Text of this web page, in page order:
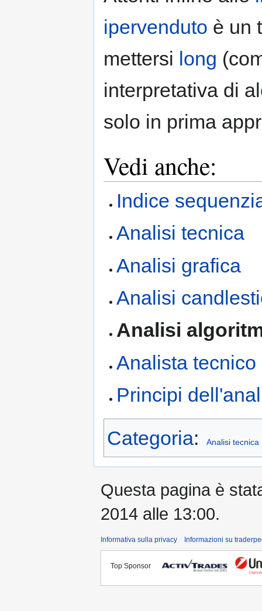
ipervenduto è un
mettersi long
interpretativa di
solo in prima
Vedi anche:
Indice
Analisi tecnica
Analisi grafica
Analisi
Analisi
Analista tecnico
Principi
Categoria: Analisi tecnica
Questa pagina è
2014 alle 13:00.
Informativa sulla privacy Informazioni su
Top Sponsor